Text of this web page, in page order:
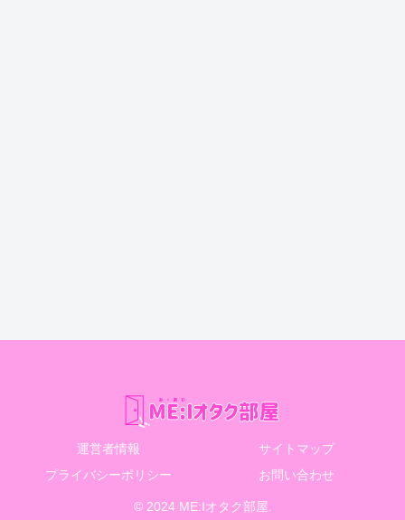
運営者情報
サイトマップ
プライバシーポリシー
お問い合わせ
© 2024 ME:Iオタク部屋.